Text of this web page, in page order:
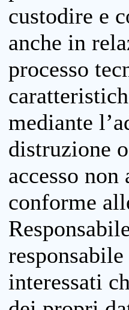
custodire e
anche in
processo
mediante
distruzione
accesso
conforme
interessati